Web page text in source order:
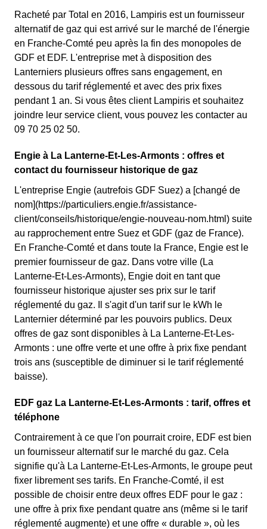
Racheté par Total en 2016, Lampiris est un fournisseur
alternatif de gaz qui est arrivé sur le marché de l'énergie
en Franche-Comté peu après la fin des monopoles de
GDF et EDF. L'entreprise met à disposition des
Lanterniers plusieurs offres sans engagement, en
dessous du tarif réglementé et avec des prix fixes
pendant 1 an. Si vous êtes client Lampiris et souhaitez
joindre leur service client, vous pouvez les contacter au
09 70 25 02 50.
Engie à La Lanterne-Et-Les-Armonts : offres et
contact du fournisseur historique de gaz
L'entreprise Engie (autrefois GDF Suez) a [changé de
nom](https://particuliers.engie.fr/assistance-
client/conseils/historique/engie-nouveau-nom.html) suite
au rapprochement entre Suez et GDF (gaz de France).
En Franche-Comté et dans toute la France, Engie est le
premier fournisseur de gaz. Dans votre ville (La
Lanterne-Et-Les-Armonts), Engie doit en tant que
fournisseur historique ajuster ses prix sur le tarif
réglementé du gaz. Il s'agit d'un tarif sur le kWh le
Lanternier déterminé par les pouvoirs publics. Deux
offres de gaz sont disponibles à La Lanterne-Et-Les-
Armonts : une offre verte et une offre à prix fixe pendant
trois ans (susceptible de diminuer si le tarif réglementé
baisse).
EDF gaz La Lanterne-Et-Les-Armonts : tarif, offres et
téléphone
Contrairement à ce que l'on pourrait croire, EDF est bien
un fournisseur alternatif sur le marché du gaz. Cela
signifie qu'à La Lanterne-Et-Les-Armonts, le groupe peut
fixer librement ses tarifs. En Franche-Comté, il est
possible de choisir entre deux offres EDF pour le gaz :
une offre à prix fixe pendant quatre ans (même si le tarif
réglementé augmente) et une offre « durable », où les